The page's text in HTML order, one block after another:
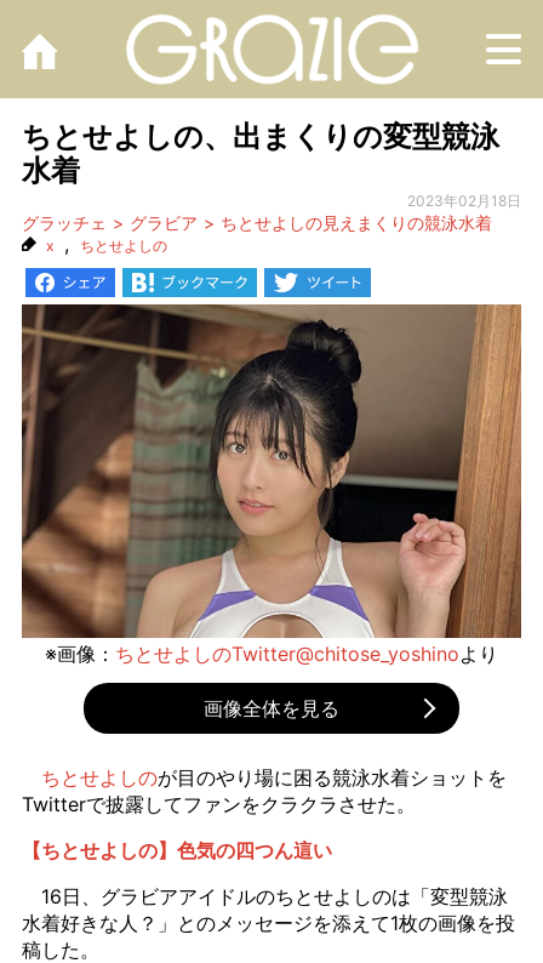
ちとせよしの、出まくりの変型競泳
水着
2023年02月18日
グラッチェ グラビア ちとせよしの見えまくりの競泳水着
x , ちとせよしの
※画像： ちとせよしのTwitter@chitose_yoshinoより
画像全体を見る
ちとせよしのが目のやり場に困る競泳水着ショットを
Twitterで披露してファンをクラクラさせた。
【ちとせよしの】色気の四つん這い
16日、グラビアアイドルのちとせよしのは「変型競泳
水着好きな人？」とのメッセージを添えて1枚の画像を投
稿した。